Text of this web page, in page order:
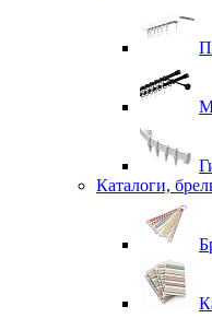
Каталоги,